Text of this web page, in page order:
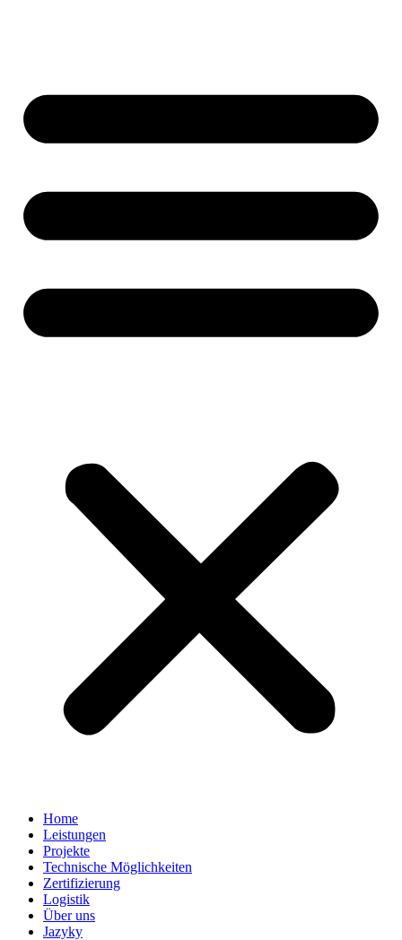
Home
Leistungen
Projekte
Technische Möglichkeiten
Zertifizierung
Logistik
Über uns
Jazyky